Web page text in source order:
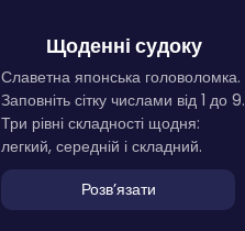
Щоденні судоку
Славетна японська головоломка.
Заповніть сітку числами від 1 до 9.
Три рівні складності щодня:
легкий, середній і складний.
Розвʼязати